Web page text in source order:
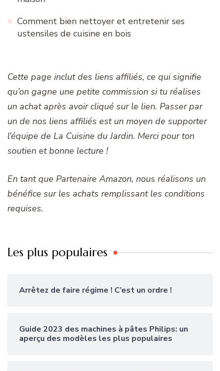
Comment bien nettoyer et entretenir ses
ustensiles de cuisine en bois
Cette page inclut des liens affiliés, ce qui signifie
qu’on gagne une petite commission si tu réalises
un achat après avoir cliqué sur le lien. Passer par
un de nos liens affiliés est un moyen de supporter
l’équipe de La Cuisine du Jardin. Merci pour ton
soutien et bonne lecture !
En tant que Partenaire Amazon, nous réalisons un
bénéfice sur les achats remplissant les conditions
requises.
Les plus populaires
Arrêtez de faire régime ! C’est un ordre !
Guide 2023 des machines à pâtes Philips: un
aperçu des modèles les plus populaires